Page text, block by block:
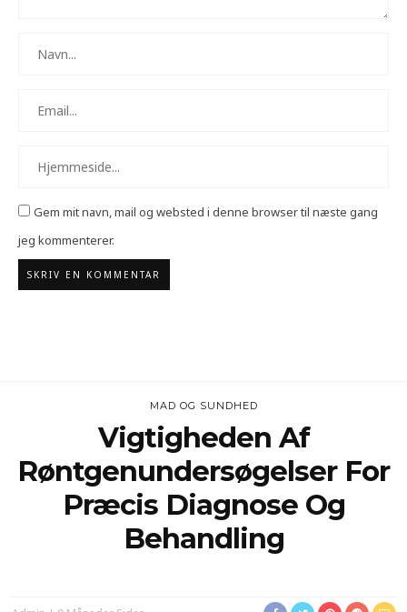
Gem mit navn, mail og websted i denne browser til næste gang
jeg kommenterer.
MAD OG SUNDHED
Vigtigheden Af
Røntgenundersøgelser For
Præcis Diagnose Og
Behandling